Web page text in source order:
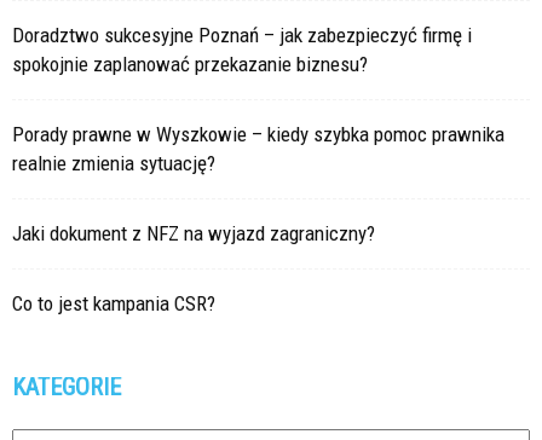
Doradztwo sukcesyjne Poznań – jak zabezpieczyć firmę i
spokojnie zaplanować przekazanie biznesu?
Porady prawne w Wyszkowie – kiedy szybka pomoc prawnika
realnie zmienia sytuację?
Jaki dokument z NFZ na wyjazd zagraniczny?
Co to jest kampania CSR?
KATEGORIE
Kategorie